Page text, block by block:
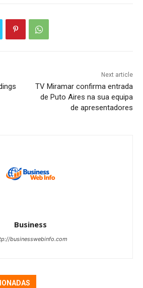
Next article
TV Miramar confirma entrada
de Puto Aires na sua equipa
de apresentadores
Business
businesswebinfo.com